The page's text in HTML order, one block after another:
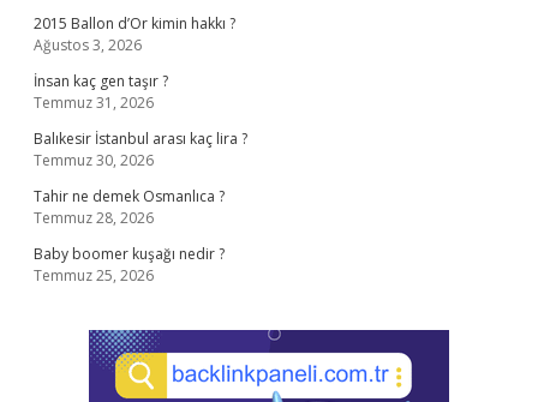
2015 Ballon d’Or kimin hakkı ?
Ağustos 3, 2026
İnsan kaç gen taşır ?
Temmuz 31, 2026
Balıkesir İstanbul arası kaç lira ?
Temmuz 30, 2026
Tahir ne demek Osmanlıca ?
Temmuz 28, 2026
Baby boomer kuşağı nedir ?
Temmuz 25, 2026